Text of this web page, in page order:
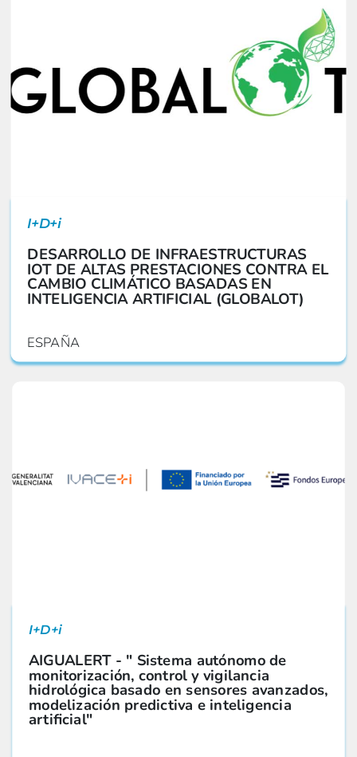
I+D+i
DESARROLLO DE INFRAESTRUCTURAS
IOT DE ALTAS PRESTACIONES CONTRA EL
CAMBIO CLIMÁTICO BASADAS EN
INTELIGENCIA ARTIFICIAL (GLOBALOT)
ESPAÑA
I+D+i
AIGUALERT - " Sistema autónomo de
monitorización, control y vigilancia
hidrológica basado en sensores avanzados,
modelización predictiva e inteligencia
artificial"